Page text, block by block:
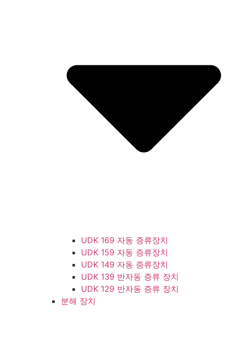
UDK 169 자동 증류장치
UDK 159 자동 증류장치
UDK 149 자동 증류장치
UDK 139 반자동 증류 장치
UDK 129 반자동 증류 장치
분해 장치